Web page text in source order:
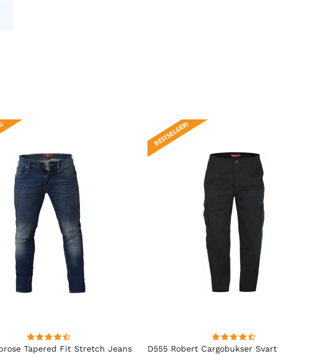
Tapered Fit Stretch Jeans
D555 Robert Cargobukser Svart
BESTSELGER!